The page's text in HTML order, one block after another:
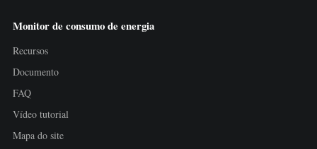
Monitor de consumo de energia
Recursos
Documento
FAQ
Vídeo tutorial
Mapa do site